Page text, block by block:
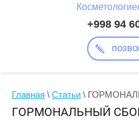
+998 94
Главная \ Статьи \
ГОРМОНАЛЬНЫЙ